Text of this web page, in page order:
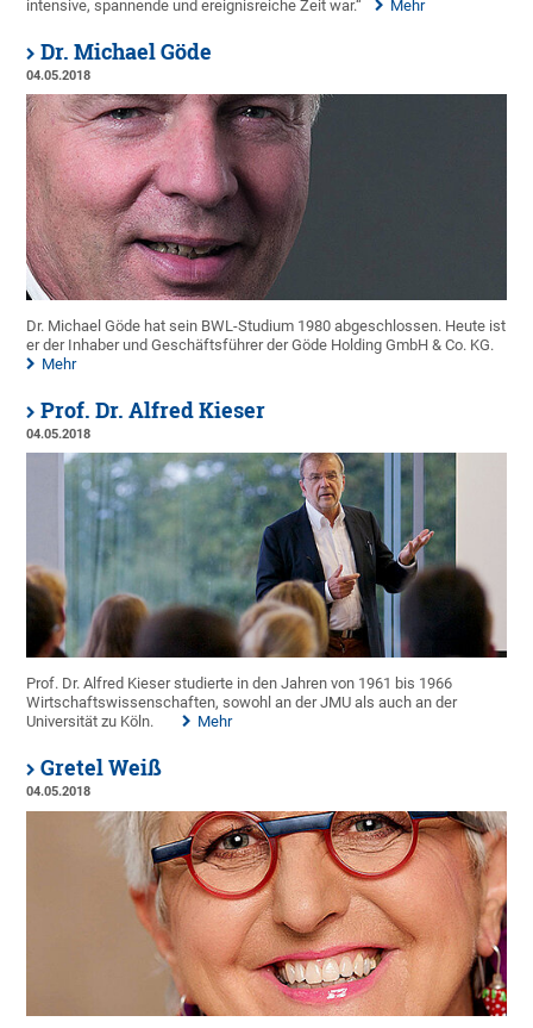
intensive, spannende und ereignisreiche Zeit war.“ Mehr
Dr. Michael Göde
04.05.2018
Dr. Michael Göde hat sein BWL-Studium 1980 abgeschlossen. Heute ist
er der Inhaber und Geschäftsführer der Göde Holding GmbH & Co. KG.
Mehr
Prof. Dr. Alfred Kieser
04.05.2018
Prof. Dr. Alfred Kieser studierte in den Jahren von 1961 bis 1966
Wirtschaftswissenschaften, sowohl an der JMU als auch an der
Universität zu Köln.
Mehr
Gretel Weiß
04.05.2018